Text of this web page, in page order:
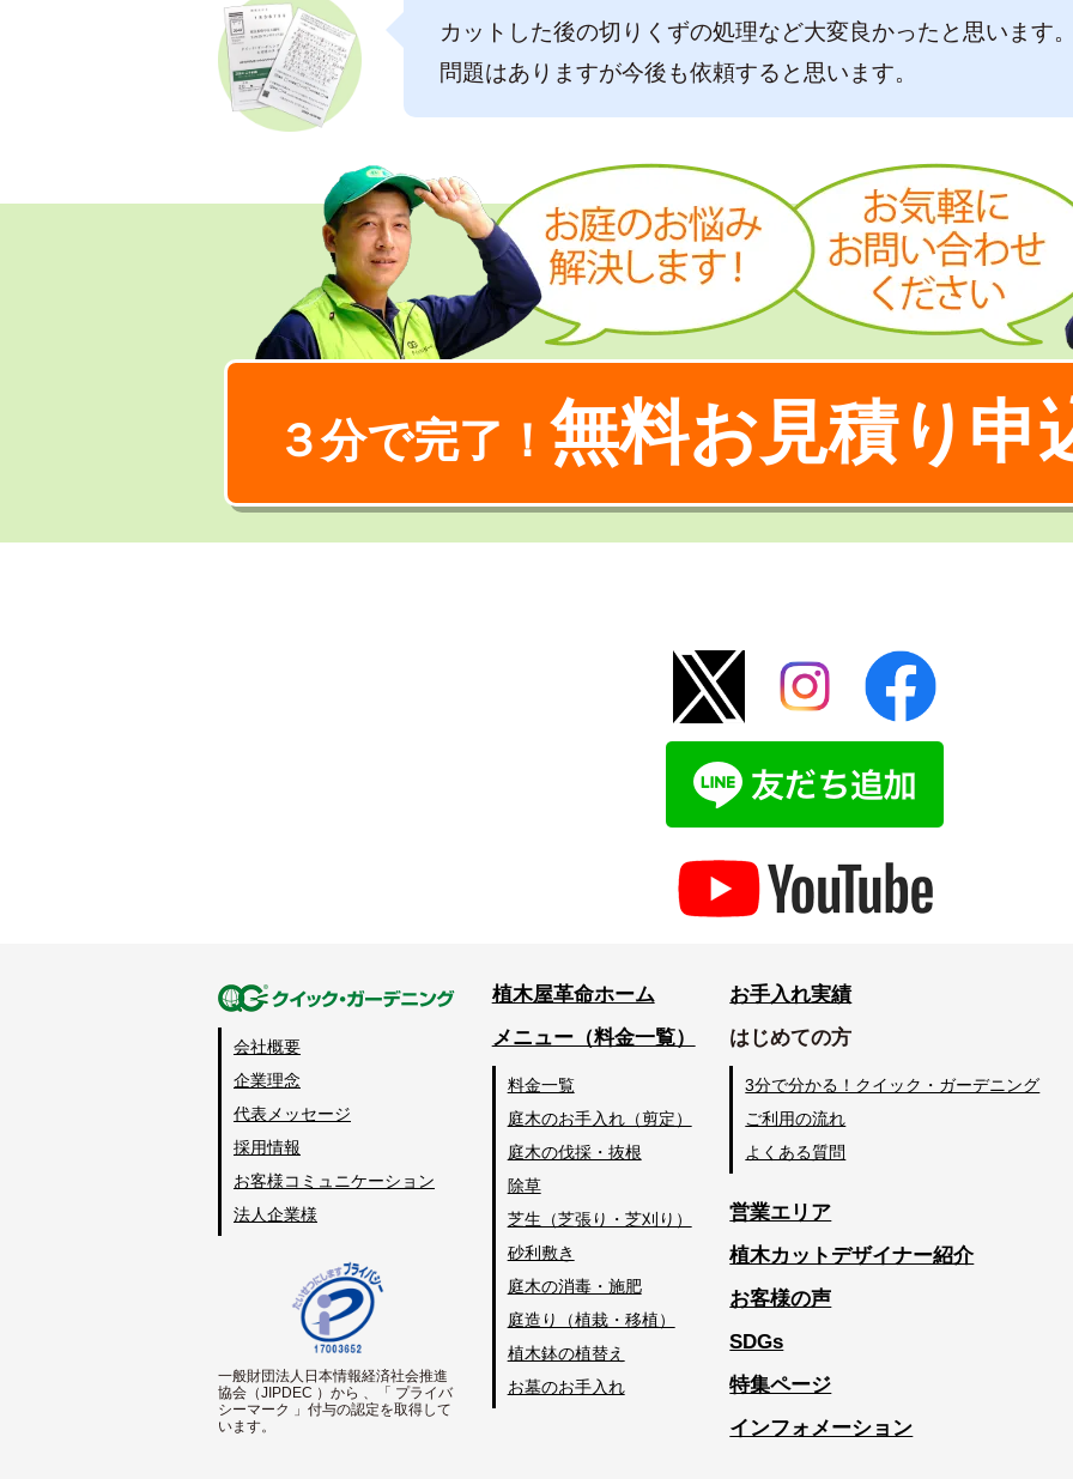
カットした後の切りくずの処理など大変良かったと思います
問題はありますが今後も依頼すると思います。
３分で完了！ 無料お見積り申
会社概要
企業理念
代表メッセージ
採用情報
お客様コミュニケーション
法人企業様
一般財団法人日本情報経済社会推進
協会（JIPDEC ）から 、「 プライバ
シーマーク 」付与の認定を取得して
います。
植木屋革命ホーム
メニュー（料金一覧）
料金一覧
庭木のお手入れ（剪定）
庭木の伐採・抜根
除草
芝生（芝張り・芝刈り）
砂利敷き
庭木の消毒・施肥
庭造り（植栽・移植）
植木鉢の植替え
お墓のお手入れ
お手入れ実績
はじめての方
3分で分かる！クイック・ガーデニング
ご利用の流れ
よくある質問
営業エリア
植木カットデザイナー紹介
お客様の声
SDGs
特集ページ
インフォメーション